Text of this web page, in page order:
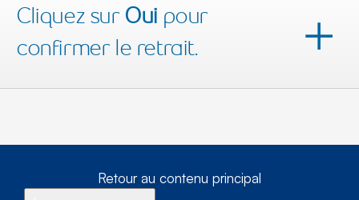
Cliquez sur Oui pour
confirmer le retrait.
Retour au contenu principal